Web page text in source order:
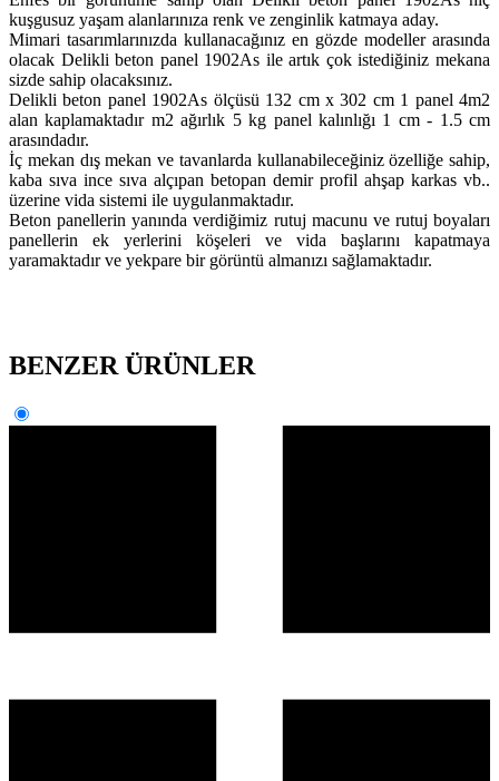
kuşgusuz yaşam alanlarınıza renk ve zenginlik katmaya aday.
Mimari tasarımlarınızda kullanacağınız en gözde modeller arasında
olacak Delikli beton panel 1902As ile artık çok istediğiniz mekana
sizde sahip olacaksınız.
Delikli beton panel 1902As ölçüsü 132 cm x 302 cm 1 panel 4m2
alan kaplamaktadır m2 ağırlık 5 kg panel kalınlığı 1 cm - 1.5 cm
arasındadır.
İç mekan dış mekan ve tavanlarda kullanabileceğiniz özelliğe sahip,
kaba sıva ince sıva alçıpan betopan demir profil ahşap karkas vb..
üzerine vida sistemi ile uygulanmaktadır.
Beton panellerin yanında verdiğimiz rutuj macunu ve rutuj boyaları
panellerin ek yerlerini köşeleri ve vida başlarını kapatmaya
yaramaktadır ve yekpare bir görüntü almanızı sağlamaktadır.
BENZER ÜRÜNLER